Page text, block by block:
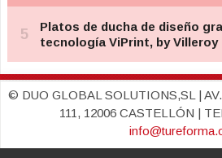
© DUO GLOBAL SOLUTIONS,SL |
111, 12006 CASTELLÓN |